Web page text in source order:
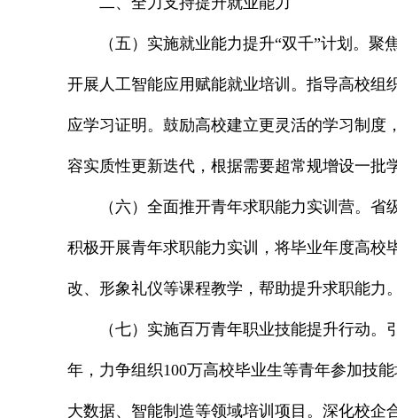
（五）实施就业能力提升“双千”计划。
开展人工智能应用赋能就业培训。指导高校组
应学习证明。鼓励高校建立更灵活的学习制
容实质性更新迭代，根据需要超常规增设一批
（六）全面推开青年求职能力实训营。
积极开展青年求职能力实训，将毕业年度高校
改、形象礼仪等课程教学，帮助提升求职能力
（七）实施百万青年职业技能提升行动
年，力争组织100万高校毕业生等青年参加技
大数据、智能制造等领域培训项目。深化校